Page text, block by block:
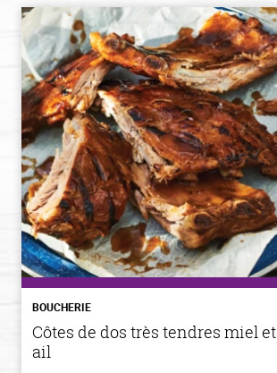
BOUCHERIE
Côtes de dos très tendres miel et
ail